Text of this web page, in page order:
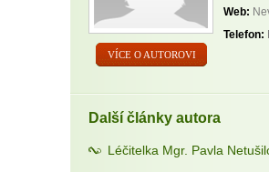
VÍCE O AUTOROVI
Web:
Telefon:
Další články autora
Léčitelka Mgr. Pavla